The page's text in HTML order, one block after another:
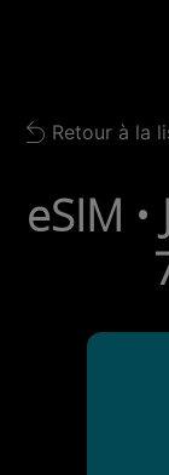
Back to list
Retour à la
eSIM •